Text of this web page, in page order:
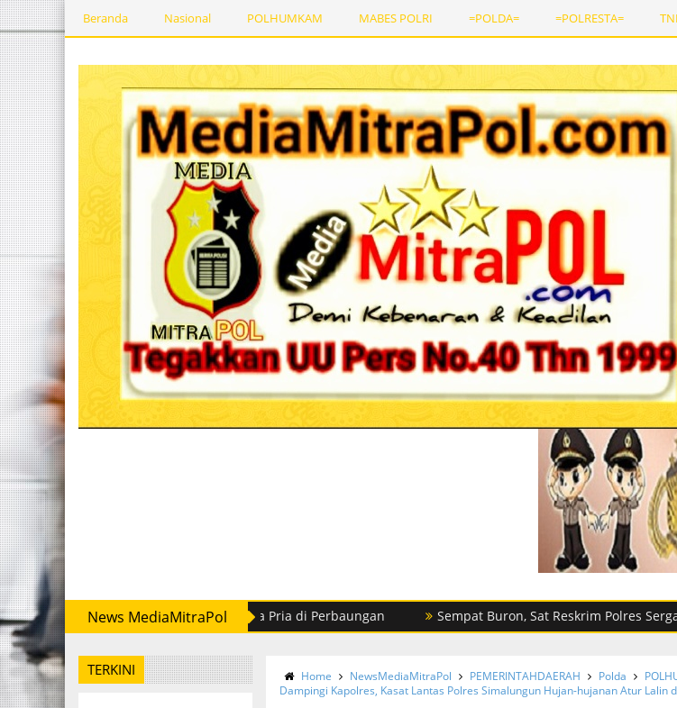
Beranda Nasional POLHUMKAM MABES POLRI =POLDA= =POLRESTA= TNI
News MediaMitraPol
Polres Sergai Tangkap Dua Pria di Perbaungan Sempat Buron, Sat Reskrim Polres Sergai
TERKINI Home NewsMediaMitraPol PEMERINTAHDAERAH Polda
Dampingi Kapolres, Kasat Lantas Polres Simalungun Hujan-hujanan Atur Lalin